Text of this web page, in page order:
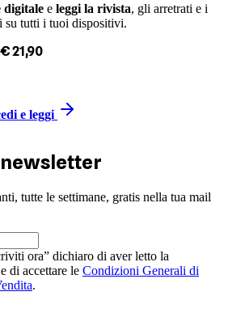
digitale e leggi la rivista, gli arretrati e i
su tutti i tuoi dispositivi.
€21,90
e leggi
tutte le settimane, gratis nella tua mail
ora” dichiaro di aver letto la
e di accettare le Condizioni Generali di
.